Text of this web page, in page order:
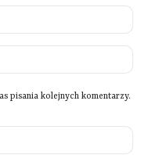
pisania kolejnych komentarzy.